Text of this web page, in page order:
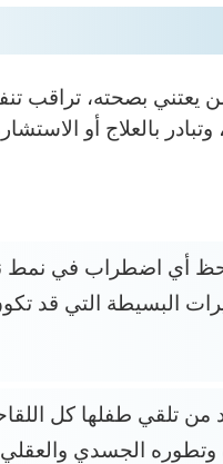
بصحته، تراقب
بالعلاج أو
أي اضطراب في نمط
البسيطة التي قد
من تلقي طفلها كل
الجسدي